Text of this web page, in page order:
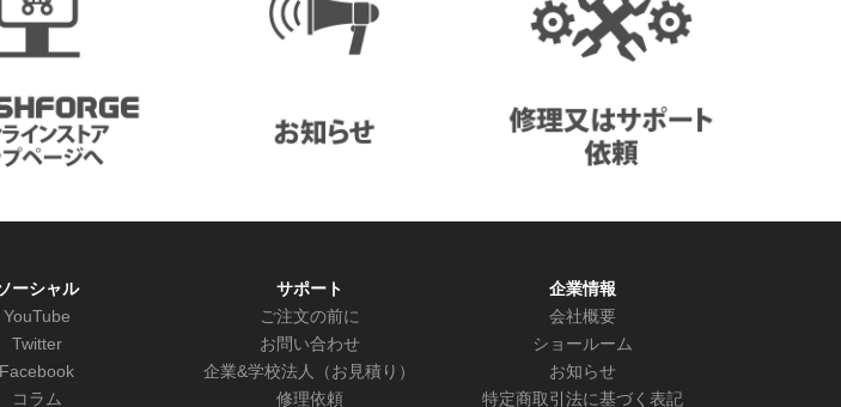
ーシャル
YouTube
Twitter
Facebook
コラム
サポート
ご注文の前に
お問い合わせ
企業&学校法人（お見積り）
修理依頼
企業情報
会社概要
ショールーム
お知らせ
特定商取引法に基づく表記